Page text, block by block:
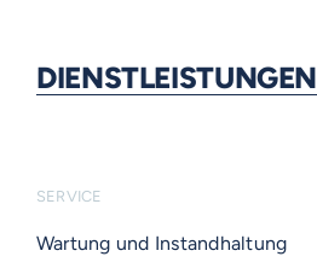
DIENSTLEISTUNGEN
SERVICE
Wartung und Instandhaltung